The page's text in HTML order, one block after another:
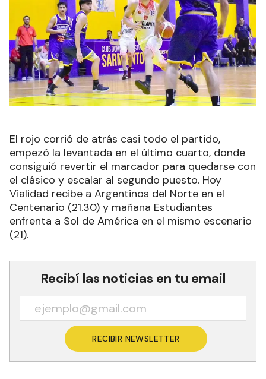
El rojo corrió de atrás casi todo el partido,
empezó la levantada en el último cuarto, donde
consiguió revertir el marcador para quedarse con
el clásico y escalar al segundo puesto. Hoy
Vialidad recibe a Argentinos del Norte en el
Centenario (21.30) y mañana Estudiantes
enfrenta a Sol de América en el mismo escenario
(21).
Recibí las noticias en tu email
RECIBIR NEWSLETTER